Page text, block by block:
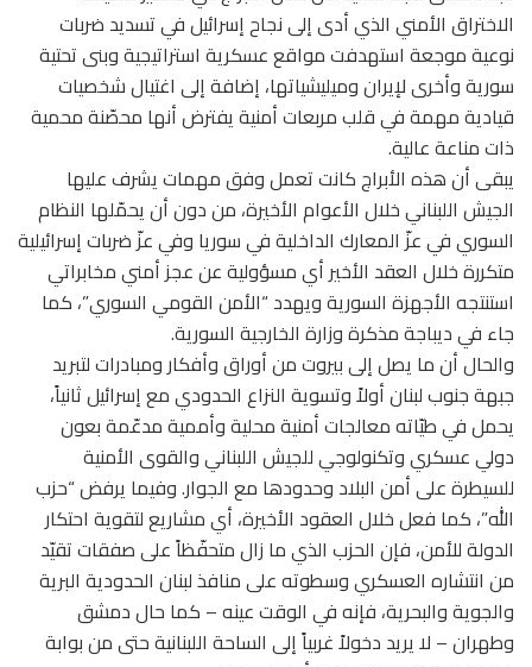
الاختراق الأمني الذي أدى إلى نجاح إسرائيل في تسديد ضربات
نوعية موجعة استهدفت مواقع عسكرية استراتيجية وبنى تحتية
سورية وأخرى لإيران وميليشياتها، إضافة إلى اغتيال شخصيات
قيادية مهمة في قلب مربعات أمنية يفترض أنها محصّنة محمية
ذات مناعة عالية.
يبقى أن هذه الأبراج كانت تعمل وفق مهمات يشرف عليها
الجيش اللبناني خلال الأعوام الأخيرة، من دون أن يحمّلها النظام
السوري في عزّ المعارك الداخلية في سوريا وفي عزّ ضربات إسرائيلية
متكررة خلال العقد الأخير أي مسؤولية عن عجز أمني مخابراتي
استنتجه الأجهزة السورية ويهدد “الأمن القومي السوري”، كما
جاء في ديباجة مذكرة وزارة الخارجية السورية.
والحال أن ما يصل إلى بيروت من أوراق وأفكار ومبادرات لتبريد
جبهة جنوب لبنان أولاً وتسوية النزاع الحدودي مع إسرائيل ثانياً،
يحمل في طيّاته معالجات أمنية محلية وأممية مدعّمة بعون
دولي عسكري وتكنولوجي للجيش اللبناني والقوى الأمنية
للسيطرة على أمن البلاد وحدودها مع الجوار. وفيما يرفض “حزب
الله”، كما فعل خلال العقود الأخيرة، أي مشاريع لتقوية احتكار
الدولة للأمن، فإن الحزب الذي ما زال متحفّظاً على صفقات تقيّد
من انتشاره العسكري وسطوته على منافذ لبنان الحدودية البرية
والجوية والبحرية، فإنه في الوقت عينه – كما حال دمشق
وطهران – لا يريد دخولاً غربياً إلى الساحة اللبنانية حتى من بوابة